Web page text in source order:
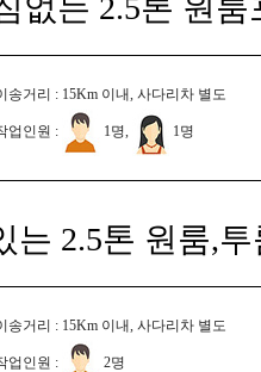
송거리 : 15Km 이내, 사다리차 별도
업인원 : 1명, 1명
2.5톤 원룸,
송거리 : 15Km 이내, 사다리차 별도
업인원 : 2명